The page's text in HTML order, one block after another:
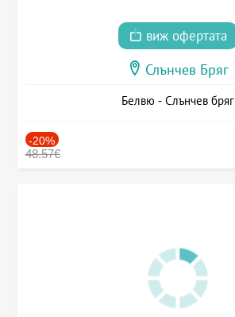
виж офертата
Слънчев Бряг
Белвю - Слънчев бряг
-20%
48.57€